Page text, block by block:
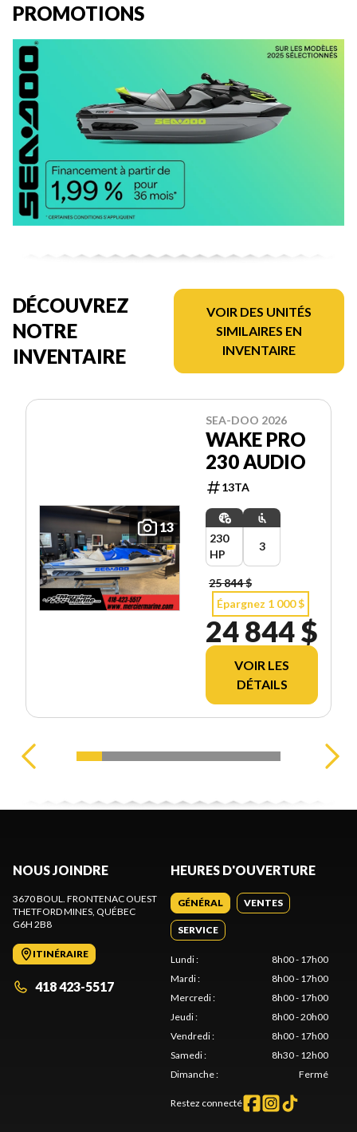
PROMOTIONS
DÉCOUVREZ
NOTRE
INVENTAIRE
VOIR DES UNITÉS
SIMILAIRES EN
INVENTAIRE
13
SEA-DOO 2026
WAKE PRO
230 AUDIO
13TA
230
HP
3
25 844 $
Épargnez 1 000 $
24 844 $
VOIR LES
DÉTAILS
NOUS JOINDRE
3670 BOUL. FRONTENAC OUEST
THETFORD MINES , QUÉBEC
G6H 2B8
ITINÉRAIRE
418 423-5517
HEURES D'OUVERTURE
GÉNÉRAL VENTES
SERVICE
Lundi:
8h00 - 17h00
Mardi:
8h00 - 17h00
Mercredi:
8h00 - 17h00
Jeudi:
8h00 - 20h00
Vendredi:
8h00 - 17h00
Samedi:
8h30 - 12h00
Dimanche: Fermé
Restez connecté